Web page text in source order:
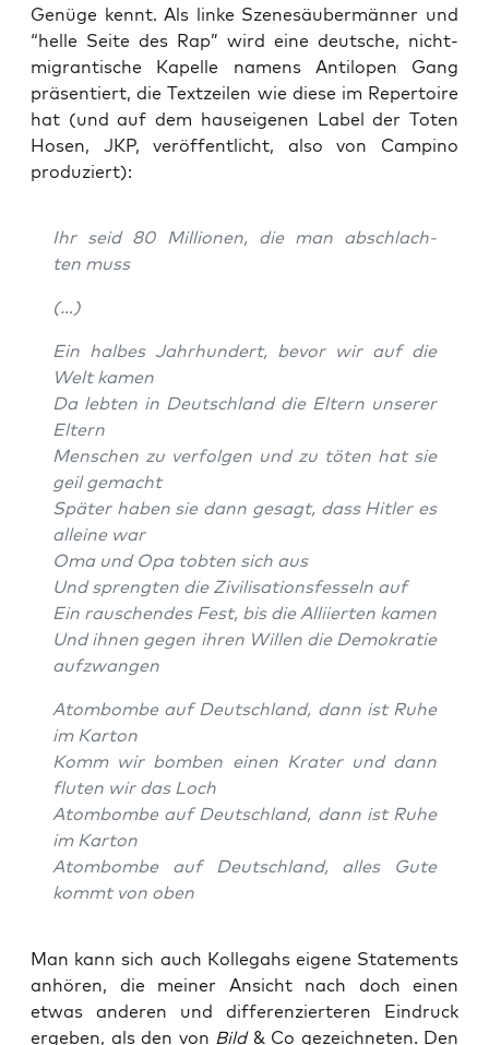
Genü­ge kennt. Als lin­ke Sze­ne­säu­ber­män­ner und
“hel­le Sei­te des Rap” wird eine deut­sche, nicht-
migran­ti­sche Kapel­le namens Anti­lo­pen Gang
prä­sen­tiert, die Text­zei­len wie die­se im Reper­toire
hat (und auf dem haus­ei­ge­nen Label der Toten
Hosen, JKP, ver­öf­fent­licht, also von Cam­pi­no
produziert):
Ihr seid 80 Mil­lio­nen, die man abschlach­
ten muss
(…)
Ein hal­bes Jahr­hun­dert, bevor wir auf die
Welt kamen
Da leb­ten in Deutsch­land die Eltern unse­rer
Eltern
Men­schen zu ver­fol­gen und zu töten hat sie
geil gemacht
Spä­ter haben sie dann gesagt, dass Hit­ler es
allei­ne war
Oma und Opa tob­ten sich aus
Und spreng­ten die Zivi­li­sa­ti­ons­fes­seln auf
Ein rau­schen­des Fest, bis die Alli­ier­ten kamen
Und ihnen gegen ihren Wil­len die Demo­kra­tie
aufzwangen
Atom­bom­be auf Deutsch­land, dann ist Ruhe
im Karton
Komm wir bom­ben einen Kra­ter und dann
flu­ten wir das Loch
Atom­bom­be auf Deutsch­land, dann ist Ruhe
im Karton
Atom­bom­be auf Deutsch­land, alles Gute
kommt von oben
Man kann sich auch Kol­le­gahs eige­ne State­ments
anhö­ren, die mei­ner Ansicht nach doch einen
etwas ande­ren und dif­fe­ren­zier­te­ren Ein­druck
erge­ben, als den von Bild& Co gezeich­ne­ten. Den